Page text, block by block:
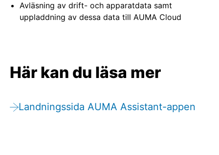
Avläsning av drift- och apparatdata samt
uppladdning av dessa data till AUMA Cloud
Här kan du läsa mer
Landningssida AUMA Assistant-appen